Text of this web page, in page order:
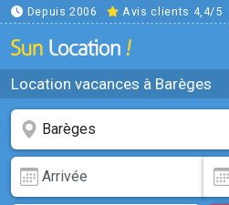
Depuis 2006 Avis clients 4,4/5
Location vacances à Barèges